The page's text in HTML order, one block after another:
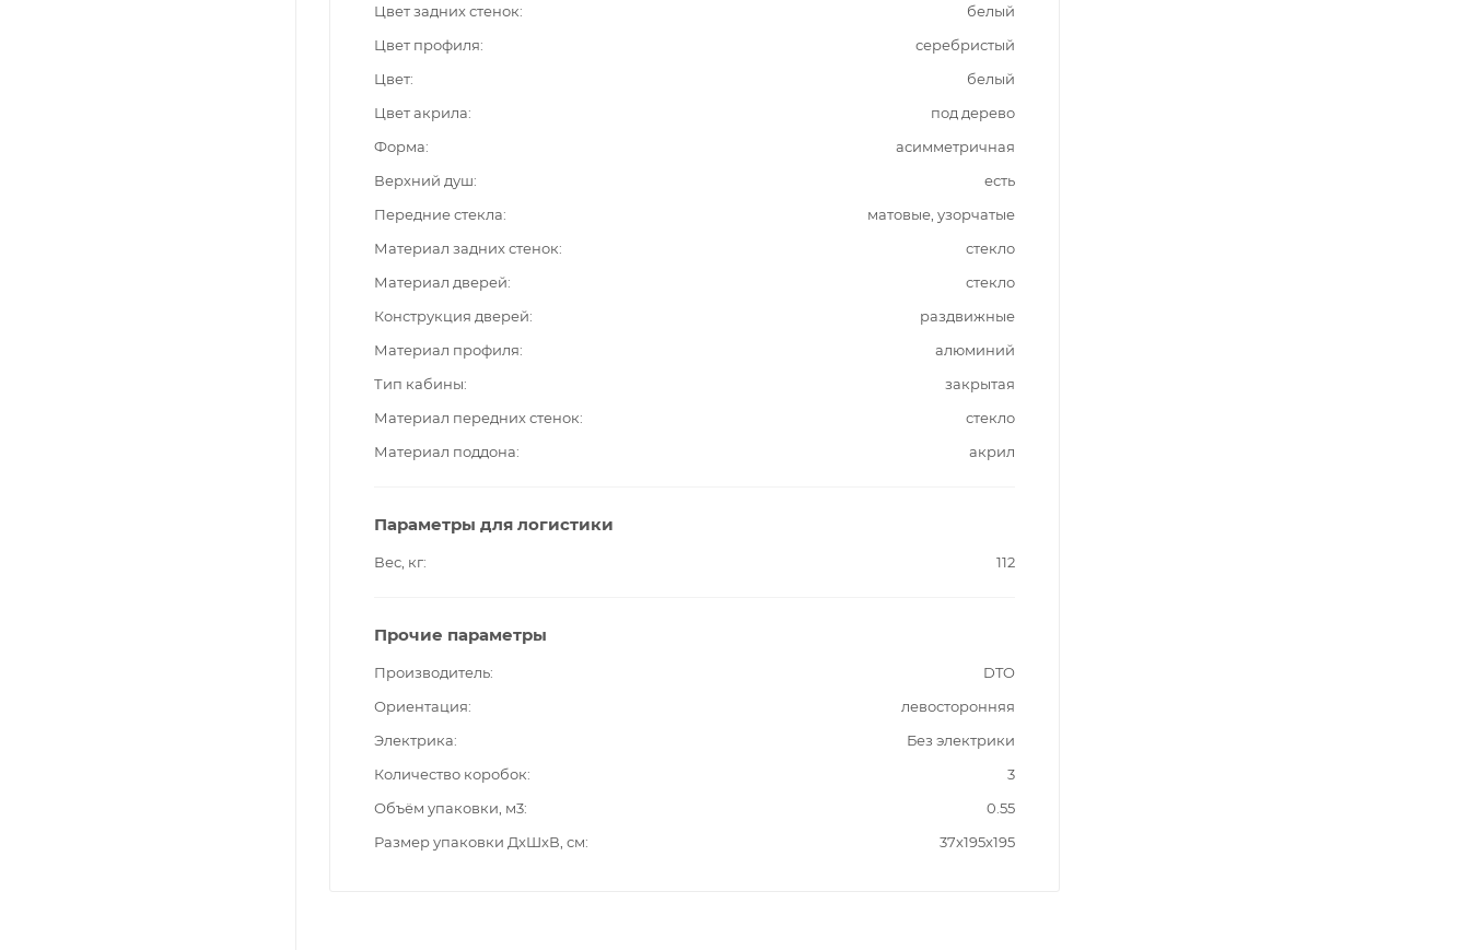
Цвет задних стенок
белый
Цвет профиля
серебристый
Цвет
белый
Цвет акрила
под дерево
Форма
асимметричная
Верхний душ
есть
Передние стекла
матовые, узорчатые
Материал задних стенок
стекло
Материал дверей
стекло
Конструкция дверей
раздвижные
Материал профиля
алюминий
Тип кабины
закрытая
Материал передних стенок
стекло
Материал поддона
акрил
Параметры для логистики
Вес, кг 112
Прочие параметры
Производитель
DTO
Ориентация
левосторонняя
Электрика
Без электрики
Количество коробок
3
Объём упаковки, м3
0.55
Размер упаковки ДxШxВ, см
37x195x195